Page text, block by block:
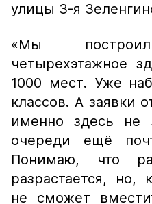
улицы 3-я
«Мы
четырехэтажное
1000 мест. Уже
классов. А заявки
именно здесь не
очереди ещё
Понимаю, что
разрастается,
не сможет